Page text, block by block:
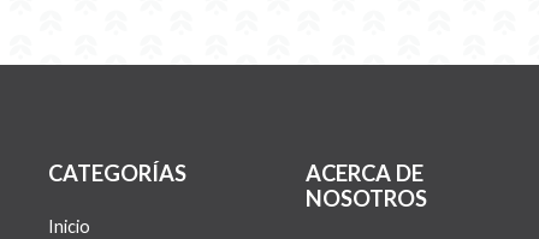
CATEGORÍAS
Inicio
ACERCA DE
NOSOTROS